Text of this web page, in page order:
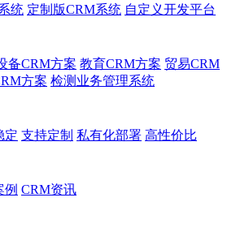
统 定制版CRM系统 自定义开发平台
备CRM方案 教育CRM方案 贸易CRM
方案 检测业务管理系统
定 支持定制 私有化部署 高性价比
例 CRM资讯